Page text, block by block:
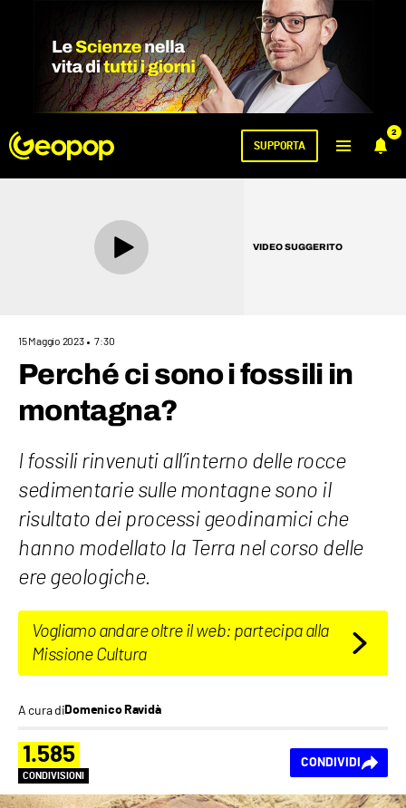
2
SUPPORTA
VIDEO SUGGERITO
15 Maggio 2023 7:30
Perché ci sono i fossili in
montagna?
I fossili rinvenuti all’interno delle rocce
sedimentarie sulle montagne sono il
risultato dei processi geodinamici che
hanno modellato la Terra nel corso delle
ere geologiche.
Vogliamo andare oltre il web: partecipa alla
Missione Cultura
A cura diDomenico Ravidà
1.585
CONDIVISIONI
CONDIVIDI